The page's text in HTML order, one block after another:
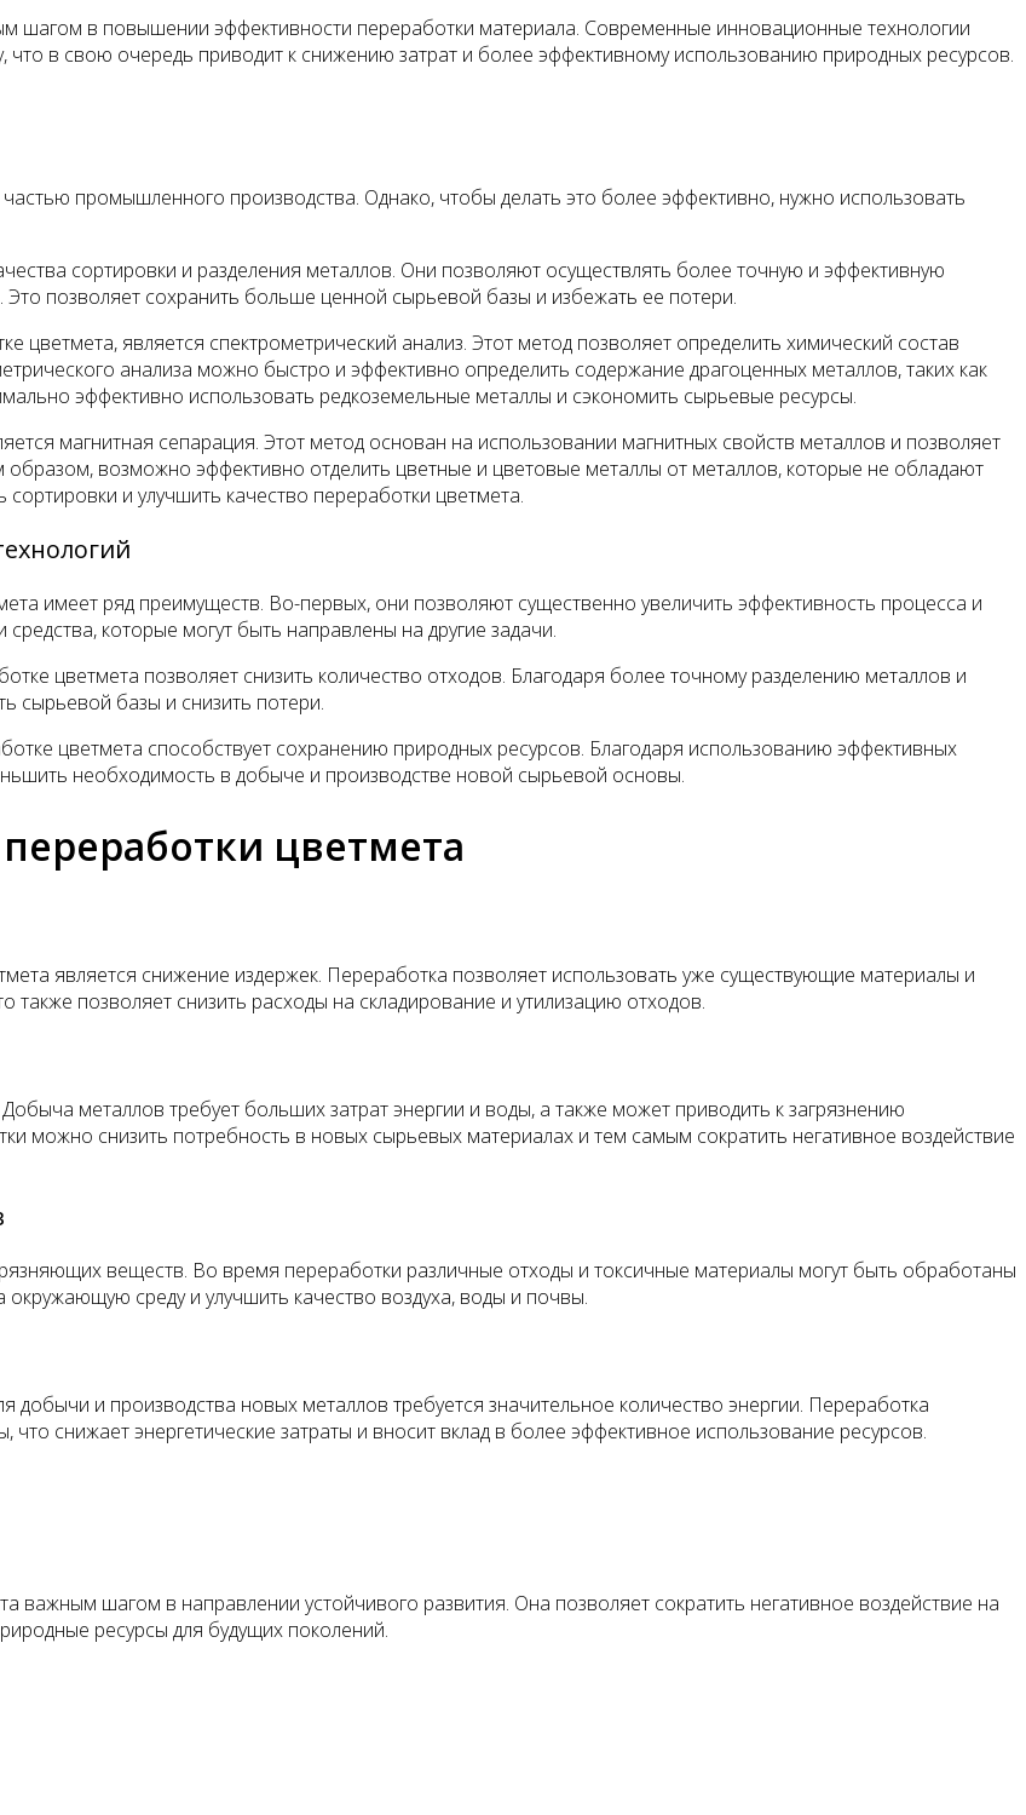
шагом в повышении эффективности переработки материала. Современные инновационные технологии
в свою очередь приводит к снижению затрат и более эффективному использованию природных ресурсов.
промышленного производства. Однако, чтобы делать это более эффективно, нужно использовать
сортировки и разделения металлов. Они позволяют осуществлять более точную и эффективную
позволяет сохранить больше ценной сырьевой базы и избежать ее потери.
является спектрометрический анализ. Этот метод позволяет определить химический состав
анализа можно быстро и эффективно определить содержание драгоценных металлов, таких как
эффективно использовать редкоземельные металлы и сэкономить сырьевые ресурсы.
магнитная сепарация. Этот метод основан на использовании магнитных свойств металлов и позволяет
возможно эффективно отделить цветные и цветовые металлы от металлов, которые не обладают
и улучшить качество переработки цветмета.
имеет ряд преимуществ. Во-первых, они позволяют существенно увеличить эффективность процесса и
которые могут быть направлены на другие задачи.
цветмета позволяет снизить количество отходов. Благодаря более точному разделению металлов и
сырьевой базы и снизить потери.
цветмета способствует сохранению природных ресурсов. Благодаря использованию эффективных
необходимость в добыче и производстве новой сырьевой основы.
цветмета
является снижение издержек. Переработка позволяет использовать уже существующие материалы и
позволяет снизить расходы на складирование и утилизацию отходов.
металлов требует больших затрат энергии и воды, а также может приводить к загрязнению
можно снизить потребность в новых сырьевых материалах и тем самым сократить негативное воздействие
веществ. Во время переработки различные отходы и токсичные материалы могут быть обработаны
среду и улучшить качество воздуха, воды и почвы.
добычи и производства новых металлов требуется значительное количество энергии. Переработка
снижает энергетические затраты и вносит вклад в более эффективное использование ресурсов.
важным шагом в направлении устойчивого развития. Она позволяет сократить негативное воздействие на
ресурсы для будущих поколений.